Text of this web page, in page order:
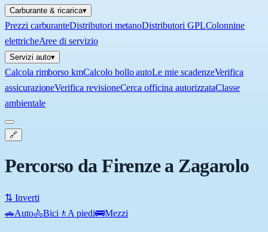
Carburante & ricarica▾
Prezzi carburanteDistributori metanoDistributori GPLColonnine
elettricheAree di servizio
Servizi auto▾
Calcola rimborso kmCalcolo bollo autoLe mie scadenzeVerifica
assicurazioneVerifica revisioneCerca officina autorizzataClasse
ambientale
🔗
Percorso da Firenze a Zagarolo
⇅ Inverti
🚗Auto🚴Bici 🚶 A piedi🚌Mezzi